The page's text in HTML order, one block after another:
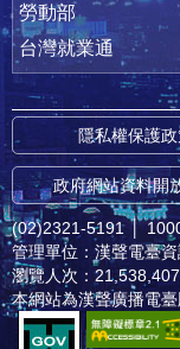
勞動部
台灣就業通
隱私權保護
政府網站資料開
(02)2321-5191 │
管理單位：漢聲電臺資
瀏覽人次：21,538,407
本網站為漢聲廣播電